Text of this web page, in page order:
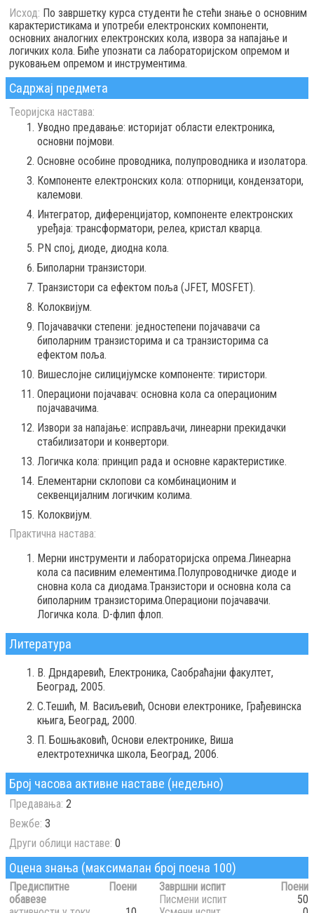
Исход: По завршетку курса студенти ће стећи знање о основним
карактеристикама и употреби електронских компоненти,
основних аналогних електронских кола, извора за напајање и
логичких кола. Биће упознати са лабораторијском опремом и
руковањем опремом и инструментима.
Садржај предмета
Теоријска настава:
Уводно предавање: историјат области електроника,
основни појмови.
Основне особине проводника, полупроводника и изолатора.
Компоненте електронских кола: отпорници, кондензатори,
калемови.
Интегратор, диференцијатор, компоненте електронских
уређаја: трансформатори, релеа, кристал кварца.
PN спој, диоде, диодна кола.
Биполарни транзистори.
Транзистори са ефектом поља (ЈFET, MOSFET).
Колоквијум.
Појачавачки степени: једностепени појачавачи са
биполарним транзисторима и са транзисторима са
ефектом поља.
Вишеслојне силицијумске компоненте: тиристори.
Операциони појачавач: основна кола са операционим
појачавачима.
Извори за напајање: исправљачи, линеарни прекидачки
стабилизатори и конвертори.
Логичка кола: принцип рада и основне карактеристике.
Елементарни склопови са комбинационим и
секвенцијалним логичким колима.
Колоквијум.
Практична настава:
Meрни инструменти и лабораторијска опрема.Линеарна
кола са пасивним елементима.Полупроводничке диоде и
сновна кола са диодама.Транзистори и основна кола са
биполарним транзисторима.Операциони појачавачи.
Логичка кола. D-флип флоп.
Литература
В. Дрндаревић, Електроника, Саобраћајни факултет,
Београд, 2005.
С.Тешић, М. Васиљевић, Основи електронике, Грађевинска
књига, Београд, 2000.
П. Бошњаковић, Основи електронике, Виша
електротехничка школа, Београд, 2006.
Број часова активне наставе (недељно)
Предавања: 2
Вежбе: 3
Други облици наставе: 0
Оцена знања (максималан број поена 100)
Предиспитне
обавезе
Поени
Завршни испит
Поени
Писмени испит
50